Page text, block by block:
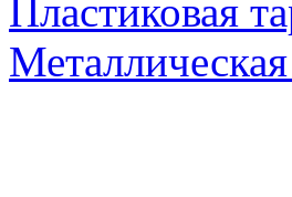
Пластиковая